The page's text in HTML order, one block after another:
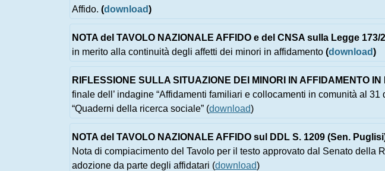
Affido. (download)
NOTA del TAVOLO NAZIONALE AFFIDO e del CNSA sulla Legge 173/
in merito alla continuità degli affetti dei minori in affidamento (download)
RIFLESSIONE SULLA SITUAZIONE DEI MINORI IN AFFIDAMENTO
finale dell’ indagine “Affidamenti familiari e collocamenti in comunità al
“Quaderni della ricerca sociale” (download)
NOTA del TAVOLO NAZIONALE AFFIDO sul DDL S. 1209 (Sen.
Nota di compiacimento del Tavolo per il testo approvato dal Senato
adozione da parte degli affidatari (download)